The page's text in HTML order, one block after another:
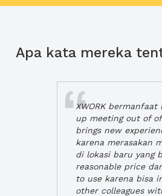
Apa kata mereka
XWORK
up meeting out of
brings new
karena merasakan
di lokasi baru yang
reasonable price
to use karena bisa
other colleagues